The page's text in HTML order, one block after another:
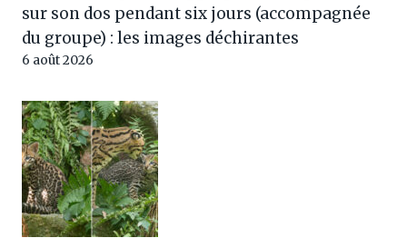
sur son dos pendant six jours (accompagnée
du groupe) : les images déchirantes
6 août 2026